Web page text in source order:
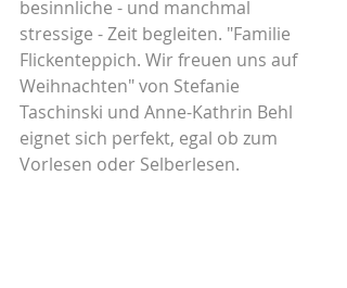
besinnliche - und manchmal
stressige - Zeit begleiten. "Familie
Flickenteppich. Wir freuen uns auf
Weihnachten" von Stefanie
Taschinski und Anne-Kathrin Behl
eignet sich perfekt, egal ob zum
Vorlesen oder Selberlesen.